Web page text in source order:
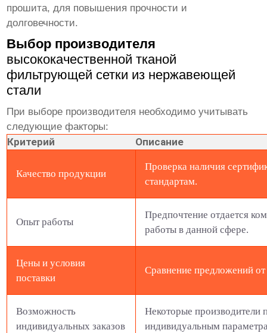
прошита, для повышения прочности и
долговечности.
Выбор производителя
высококачественной тканой
фильтрующей сетки из нержавеющей
стали
При выборе производителя необходимо учитывать
следующие факторы:
Критерий Описание
Качество продукции
Проверка наличия
стандартам.
Опыт работы
Предпочтение отдается
работы в данной сфере.
Цены и условия
поставки
Сравнение предложений
Возможность
индивидуальных заказов
Некоторые производители
индивидуальным